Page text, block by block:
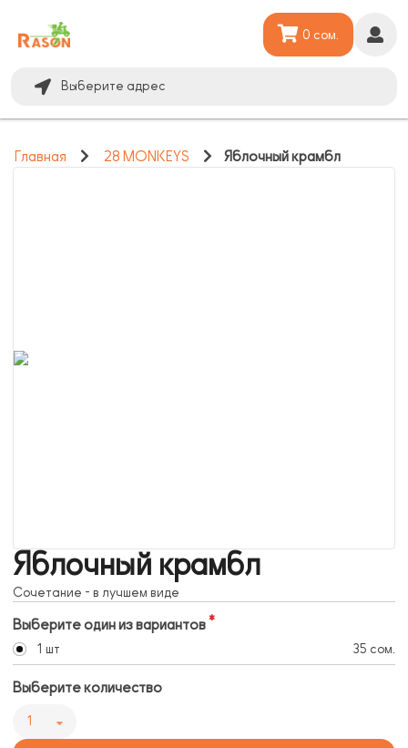
Выберите адрес
0 сом.
Главная 28 MONKEYS Яблочный крамбл
Яблочный крамбл
Сочетание - в лучшем виде
Выберите один из вариантов
1 шт 35 сом.
Выберите количество
1